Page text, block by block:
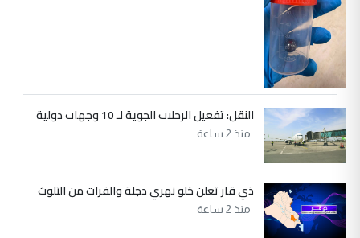
النقل: تفعيل الرحلات الجوية لـ 10 وجهات دولية
منذ 2 ساعة
ذي قار تعلن خلو نهري دجلة والفرات من التلوث
منذ 2 ساعة